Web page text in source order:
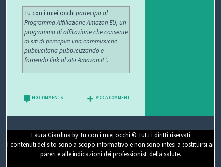
Tu con i miei occhi partecipa al
Programma Affiliazione Amazon EU, un
programma di affiliazione che consente
ai siti di percepire una commissione
pubblicitaria pubblicizzando e
fornendo link al sito Amazon.it“.
NO COMMENTS ADD A COMMENT
Laura Giardina by Tu con i miei occhi © Tutti i diritti riservati
I contenuti del sito sono a scopo informativo e non sono intesi a sostituirsi ai
pareri e alle indicazioni dei professionisti della salute.